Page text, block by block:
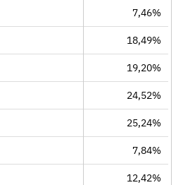
7,46%
18,49%
19,20%
24,52%
25,24%
7,84%
12,42%